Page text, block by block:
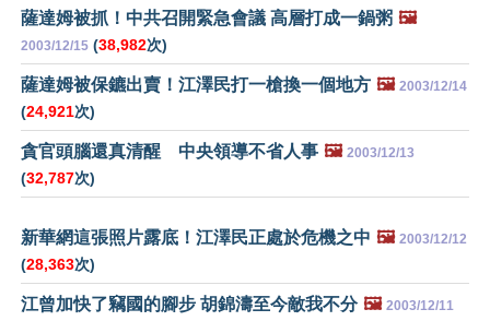
薩達姆被抓！中共召開緊急會議 高層打成一鍋粥 🖼️
2003/12/15 (38,982次)
薩達姆被保鑣出賣！江澤民打一槍換一個地方 🖼️ 2003/12/14
(24,921次)
貪官頭腦還真清醒 中央領導不省人事 🖼️ 2003/12/13
(32,787次)
新華網這張照片露底！江澤民正處於危機之中 🖼️ 2003/12/12
(28,363次)
江曾加快了竊國的腳步 胡錦濤至今敵我不分 🖼️ 2003/12/11